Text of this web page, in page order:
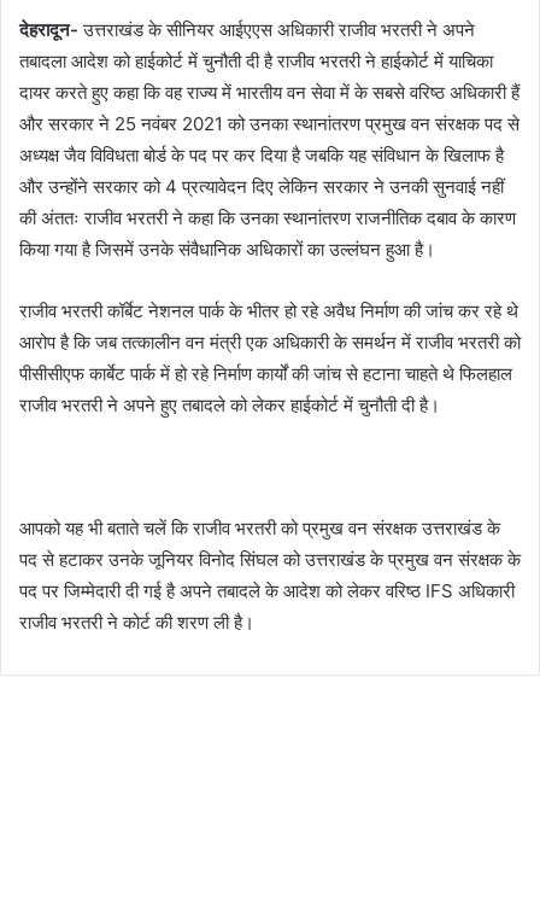
देहरादून- उत्तराखंड के सीनियर आईएएस अधिकारी राजीव भरतरी ने अपने
तबादला आदेश को हाईकोर्ट में चुनौती दी है राजीव भरतरी ने हाईकोर्ट में याचिका
दायर करते हुए कहा कि वह राज्य में भारतीय वन सेवा में के सबसे वरिष्ठ अधिकारी हैं
और सरकार ने 25 नवंबर 2021 को उनका स्थानांतरण प्रमुख वन संरक्षक पद से
अध्यक्ष जैव विविधता बोर्ड के पद पर कर दिया है जबकि यह संविधान के खिलाफ है
और उन्होंने सरकार को 4 प्रत्यावेदन दिए लेकिन सरकार ने उनकी सुनवाई नहीं
की अंततः राजीव भरतरी ने कहा कि उनका स्थानांतरण राजनीतिक दबाव के कारण
किया गया है जिसमें उनके संवैधानिक अधिकारों का उल्लंघन हुआ है।
राजीव भरतरी कॉर्बेट नेशनल पार्क के भीतर हो रहे अवैध निर्माण की जांच कर रहे थे
आरोप है कि जब तत्कालीन वन मंत्री एक अधिकारी के समर्थन में राजीव भरतरी को
पीसीसीएफ कार्बेट पार्क में हो रहे निर्माण कार्यों की जांच से हटाना चाहते थे फिलहाल
राजीव भरतरी ने अपने हुए तबादले को लेकर हाईकोर्ट में चुनौती दी है।
आपको यह भी बताते चलें कि राजीव भरतरी को प्रमुख वन संरक्षक उत्तराखंड के
पद से हटाकर उनके जूनियर विनोद सिंघल को उत्तराखंड के प्रमुख वन संरक्षक के
पद पर जिम्मेदारी दी गई है अपने तबादले के आदेश को लेकर वरिष्ठ IFS अधिकारी
राजीव भरतरी ने कोर्ट की शरण ली है।